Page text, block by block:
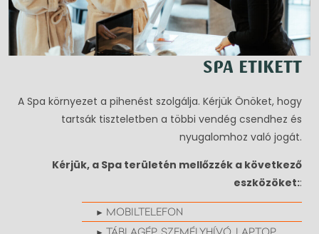
SPA ETIKETT
A Spa környezet a pihenést szolgálja. Kérjük Önöket, hogy
tartsák tiszteletben a többi vendég csendhez és
nyugalomhoz való jogát.
Kérjük, a Spa területén mellőzzék a következő
eszközöket::
MOBILTELEFON